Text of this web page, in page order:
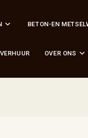
BETON-EN
OVER ONS